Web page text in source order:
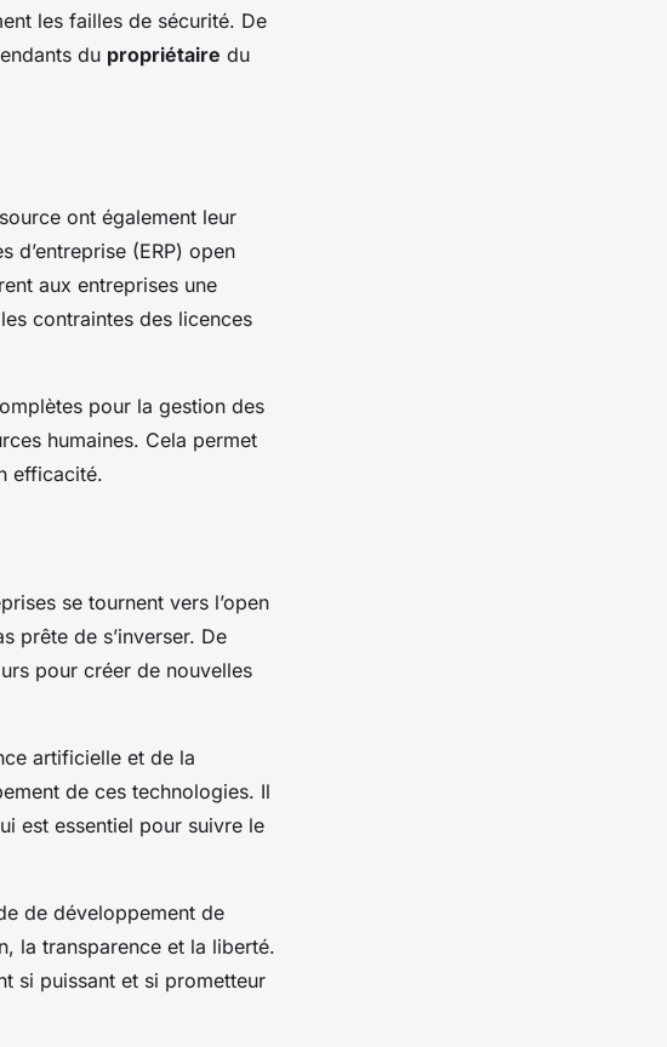
les failles de sécurité. De
du propriétaire du
ont également leur
d’entreprise (ERP) open
aux entreprises une
contraintes des licences
pour la gestion des
humaines. Cela permet
efficacité.
se tournent vers l’open
prête de s’inverser. De
pour créer de nouvelles
artificielle et de la
de ces technologies. Il
est essentiel pour suivre le
de développement de
la transparence et la liberté.
si puissant et si prometteur